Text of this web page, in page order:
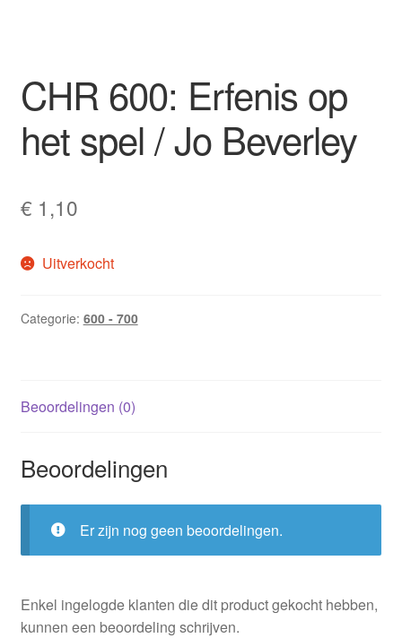
CHR 600: Erfenis op
het spel / Jo Beverley
€ 1,10
Uitverkocht
Categorie: 600 - 700
Beoordelingen (0)
Beoordelingen
Er zijn nog geen beoordelingen.
Enkel ingelogde klanten die dit product gekocht hebben,
kunnen een beoordeling schrijven.